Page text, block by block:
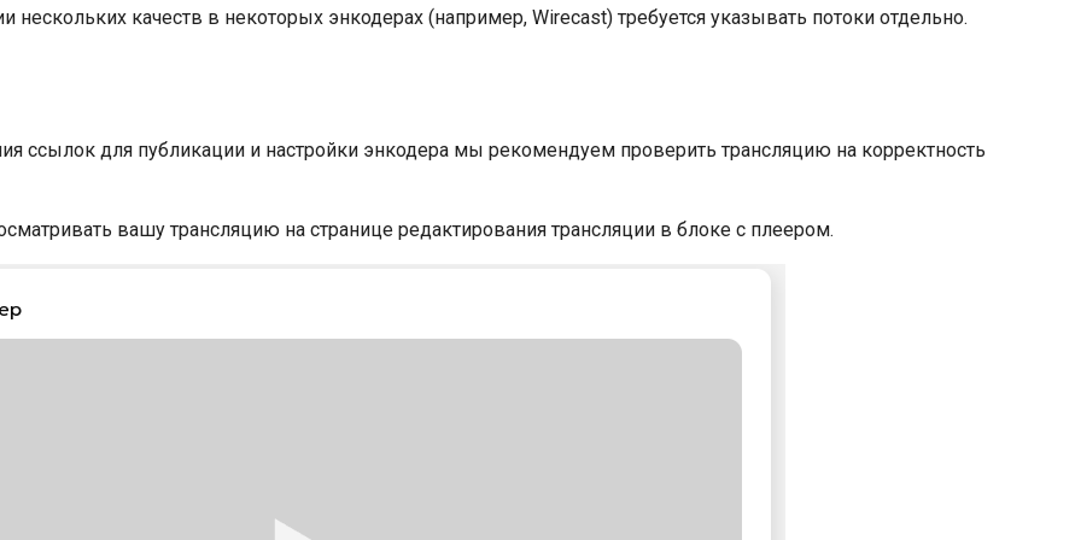
нескольких качеств в некоторых энкодерах (например, Wirecast) требуется указывать потоки отдельно.
ссылок для публикации и настройки энкодера мы рекомендуем проверить трансляцию на корректность
вашу трансляцию на странице редактирования трансляции в блоке с плеером.